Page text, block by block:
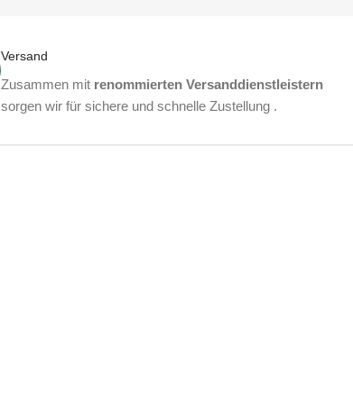
Versand
Zusammen mit renommierten Versanddienstleistern
sorgen wir für sichere und schnelle Zustellung .